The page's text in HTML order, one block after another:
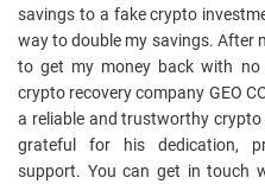
savings to a fake crypto
way to double my savings. After
to get my money back with no
crypto recovery company GEO
a reliable and trustworthy crypto
grateful for his dedication,
support. You can get in touch